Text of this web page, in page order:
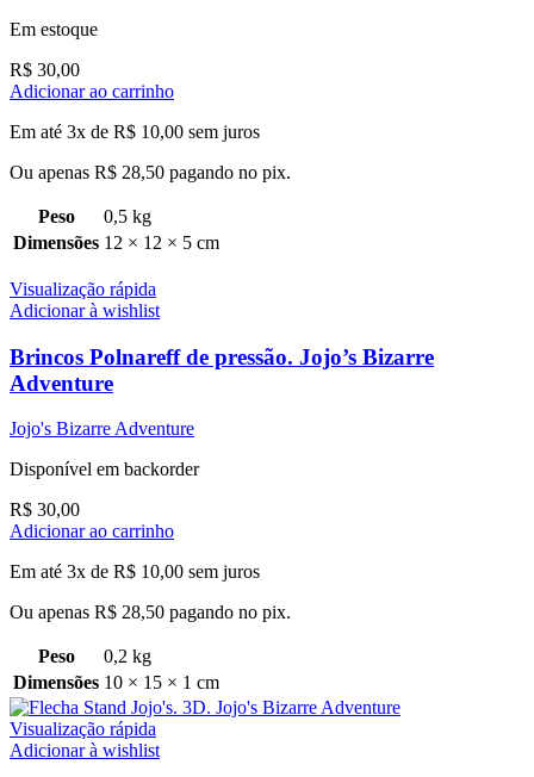
Em estoque
R$ 30,00
Adicionar ao carrinho
Em até 3x de R$ 10,00 sem juros
Ou apenas R$ 28,50 pagando no pix.
Peso
0,5 kg
Dimensões 12 × 12 × 5 cm
Visualização rápida
Adicionar à wishlist
Brincos Polnareff de pressão. Jojo’s Bizarre
Adventure
Jojo's Bizarre Adventure
Disponível em backorder
R$ 30,00
Adicionar ao carrinho
Em até 3x de R$ 10,00 sem juros
Ou apenas R$ 28,50 pagando no pix.
Peso
0,2 kg
Dimensões 10 × 15 × 1 cm
Visualização rápida
Adicionar à wishlist